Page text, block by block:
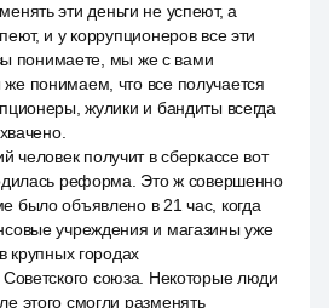
эти деньги не успеют, а
и у коррупционеров все эти
понимаете, мы же с вами
понимаем, что все получается
жулики и бандиты всегда
человек получит в сберкассе вот
реформа. Это ж совершенно
было объявлено в 21 час, когда
учреждения и магазины уже
крупных городах
Советского союза. Некоторые люди
этого смогли разменять